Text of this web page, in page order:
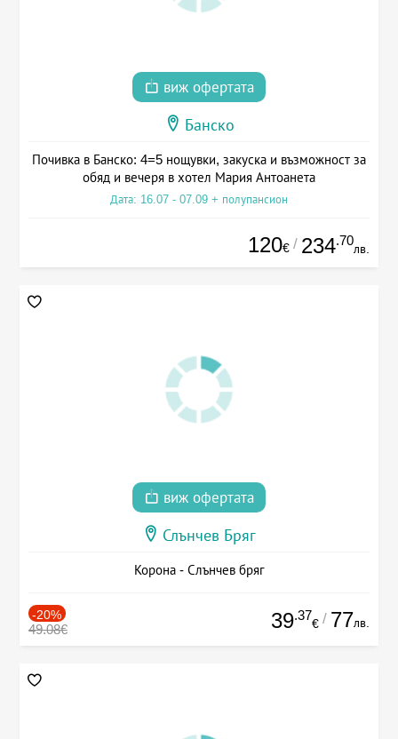
виж офертата
Банско
Почивка в Банско: 4=5 нощувки, закуска и възможност за
обяд и вечеря в хотел Мария Антоанета
Дата: 16.07 - 07.09 + полупансион
120€ / 234.70
лв.
виж офертата
Слънчев Бряг
Корона - Слънчев бряг
-20%
49.08€ 39.37
€ / 77лв.